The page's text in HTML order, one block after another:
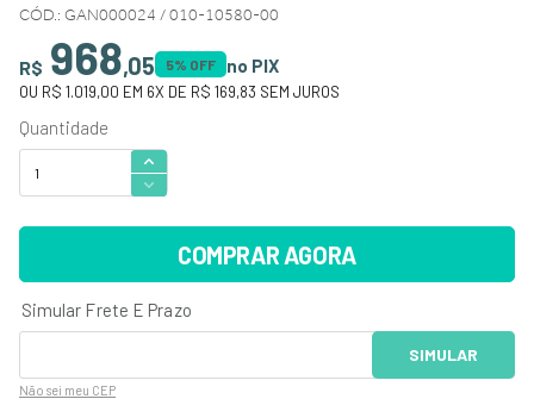
CÓD.: GAN000024 / 010-10580-00
R$ 968,05 5% OFF no PIX
OU R$ 1.019,00 EM 6X DE R$ 169,83 SEM JUROS
COMPRAR AGORA
Não sei meu CEP